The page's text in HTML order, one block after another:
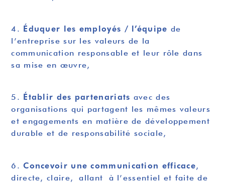
4. Éduquer les employés / l’équipe de
l’entreprise sur les valeurs de la
communication responsable et leur rôle dans
sa mise en œuvre,
5. Établir des partenariats avec des
organisations qui partagent les mêmes valeurs
et engagements en matière de développement
durable et de responsabilité sociale,
6.Concevoir une communication efficace,
directe, claire, allant à l’essentiel et faite de